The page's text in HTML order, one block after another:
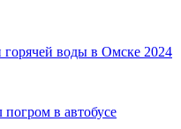
воды в Омске 2024
в автобусе